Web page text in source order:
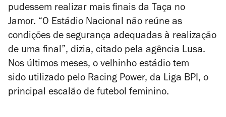
pudessem realizar mais finais da Taça no
Jamor.
O Estádio Nacional não reúne as
condições de segurança adequadas à realização
de uma final” , dizia, citado pela agência Lusa.
Nos últimos meses, o velhinho estádio tem
sido utilizado pelo Racing Power, da Liga BPI, o
principal escalão de futebol feminino.